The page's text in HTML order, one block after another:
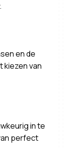
en de
kiezen van
in te
perfect